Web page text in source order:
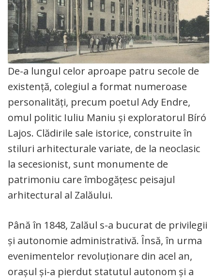
De-a lungul celor aproape patru secole de
existență, colegiul a format numeroase
personalități, precum poetul Ady Endre,
omul politic Iuliu Maniu și exploratorul Bíró
Lajos. Clădirile sale istorice, construite în
stiluri arhitecturale variate, de la neoclasic
la secesionist, sunt monumente de
patrimoniu care îmbogățesc peisajul
arhitectural al Zalăului.
Până în 1848, Zalăul s-a bucurat de privilegii
și autonomie administrativă. Însă, în urma
evenimentelor revoluționare din acel an,
orașul și-a pierdut statutul autonom și a